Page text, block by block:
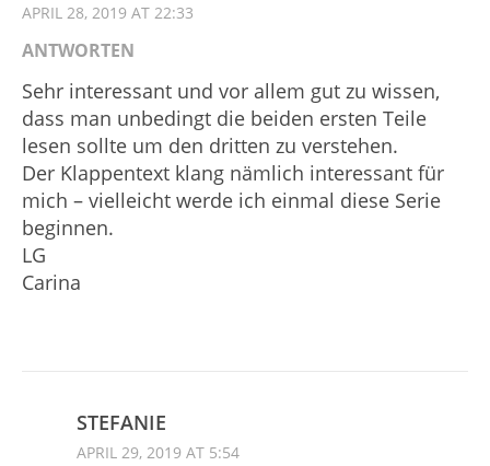
APRIL 28, 2019 AT 22:33
ANTWORTEN
Sehr interessant und vor allem gut zu wissen,
dass man unbedingt die beiden ersten Teile
lesen sollte um den dritten zu verstehen.
Der Klappentext klang nämlich interessant für
mich – vielleicht werde ich einmal diese Serie
beginnen.
LG
Carina
STEFANIE
APRIL 29, 2019 AT 5:54